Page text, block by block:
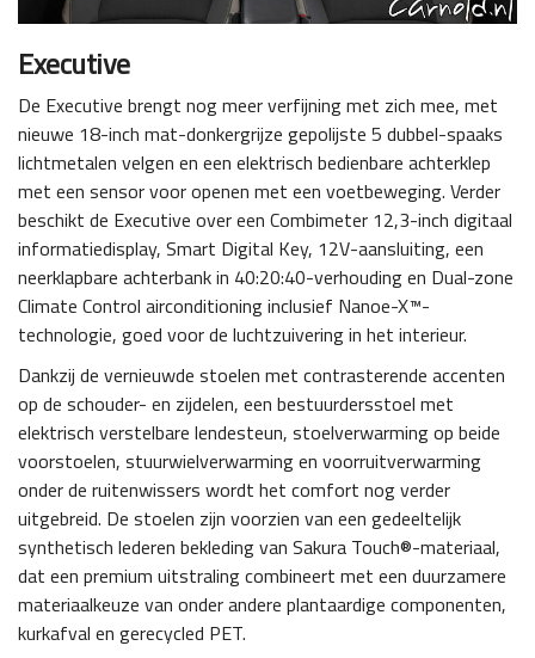
Executive
De Executive brengt nog meer verfijning met zich mee, met
nieuwe 18-inch mat-donkergrijze gepolijste 5 dubbel-spaaks
lichtmetalen velgen en een elektrisch bedienbare achterklep
met een sensor voor openen met een voetbeweging. Verder
beschikt de Executive over een Combimeter 12,3-inch digitaal
informatiedisplay, Smart Digital Key, 12V-aansluiting, een
neerklapbare achterbank in 40:20:40-verhouding en Dual-zone
Climate Control airconditioning inclusief Nanoe-X™-
technologie, goed voor de luchtzuivering in het interieur.
Dankzij de vernieuwde stoelen met contrasterende accenten
op de schouder- en zijdelen, een bestuurdersstoel met
elektrisch verstelbare lendesteun, stoelverwarming op beide
voorstoelen, stuurwielverwarming en voorruitverwarming
onder de ruitenwissers wordt het comfort nog verder
uitgebreid. De stoelen zijn voorzien van een gedeeltelijk
synthetisch lederen bekleding van Sakura Touch®-materiaal,
dat een premium uitstraling combineert met een duurzamere
materiaalkeuze van onder andere plantaardige componenten,
kurkafval en gerecycled PET.